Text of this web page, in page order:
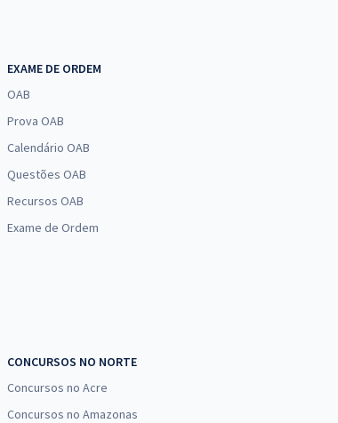
EXAME DE ORDEM
OAB
Prova OAB
Calendário OAB
Questões OAB
Recursos OAB
Exame de Ordem
CONCURSOS NO NORTE
Concursos no Acre
Concursos no Amazonas